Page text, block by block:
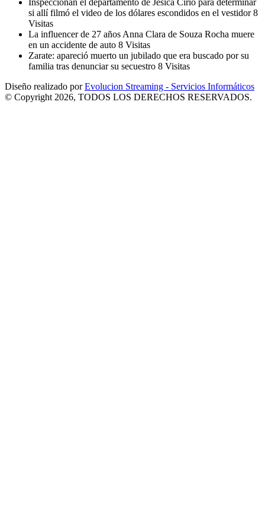
Inspeccionan el departamento de Jesica Cirio para determinar
si allí filmó el video de los dólares escondidos en el vestidor8
Visitas
La influencer de 27 años Anna Clara de Souza Rocha muere
en un accidente de auto 8 Visitas
Zarate: apareció muerto un jubilado que era buscado por su
familia tras denunciar su secuestro 8 Visitas
Diseño realizado porEvolucion Streaming - Servicios Informáticos
© Copyright 2026, TODOS LOS DERECHOS RESERVADOS.